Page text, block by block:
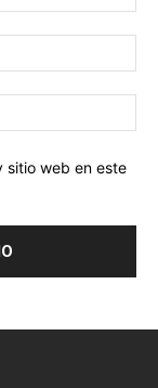
sitio web en este